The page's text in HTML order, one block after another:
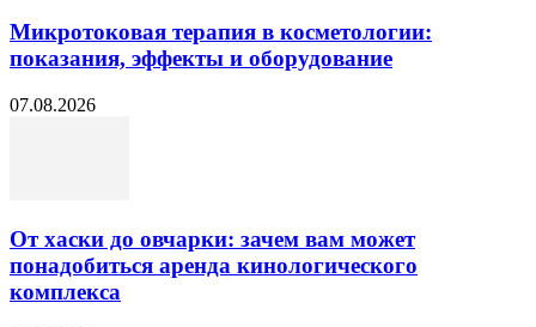
Микротоковая терапия в косметологии:
показания, эффекты и оборудование
07.08.2026
От хаски до овчарки: зачем вам может
понадобиться аренда кинологического
комплекса